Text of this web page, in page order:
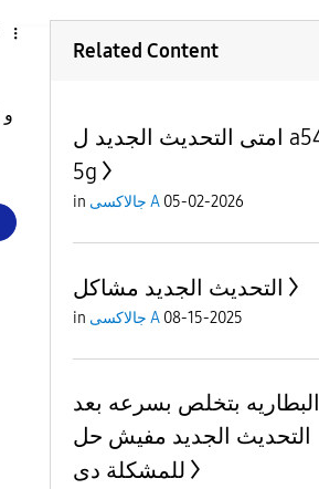
Related Content
امتى التحديث الجديد ل a54
5g
in جالاكسى A 05-02-2026
التحديث الجديد مشاكل
in جالاكسى A 08-15-2025
البطاريه بتخلص بسرعه بعد
التحديث الجديد مفيش حل
للمشكلة دى